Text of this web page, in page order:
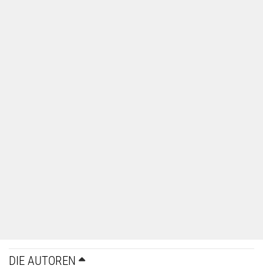
DIE AUTOREN